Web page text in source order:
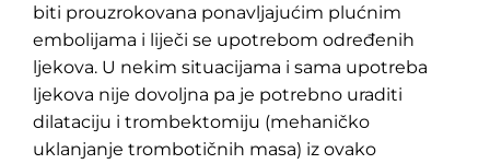
biti prouzrokovana ponavljajućim plućnim
embolijama i liječi se upotrebom određenih
ljekova. U nekim situacijama i sama upotreba
ljekova nije dovoljna pa je potrebno uraditi
dilataciju i trombektomiju (mehaničko
uklanjanje trombotičnih masa) iz ovako